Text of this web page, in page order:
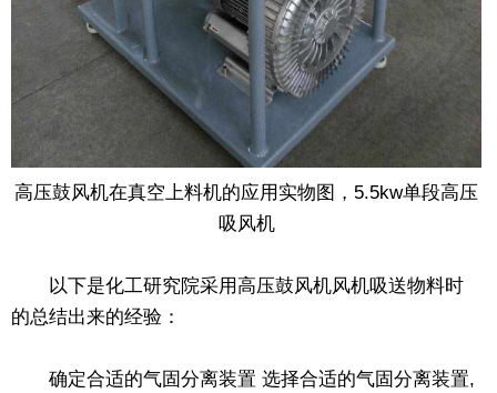
高压鼓风机在真空上料机的应用实物图，5.5kw单段高压
吸风机
以下是化工研究院采用高压鼓风机风机吸送物料时
的总结出来的经验：
确定合适的气固分离装置 选择合适的气固分离装置,